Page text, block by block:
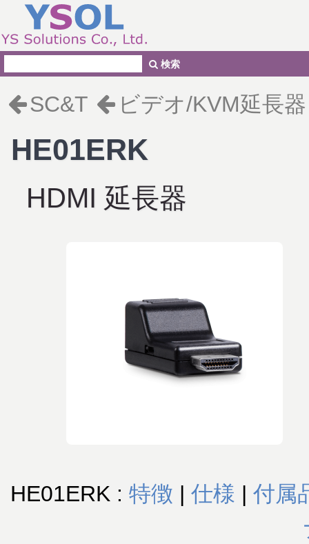
SC&T ビデオ/KVM延長器
HE01ERK
HDMI 延長器
HE01ERK : 特徴 | 仕様 | 付属
検索